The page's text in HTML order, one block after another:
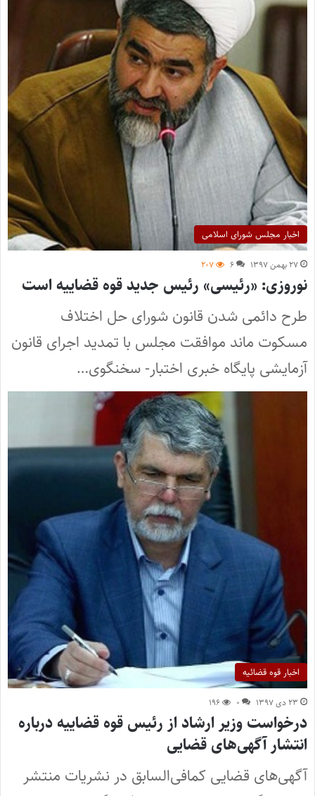
اخبار مجلس شورای اسلامی
۲۷ بهمن ۱۳۹۷ ۶ ۲۰۷
نوروزی: «رئیسی» رئیس جدید قوه قضاییه است
طرح دائمی شدن قانون شورای حل اختلاف
مسکوت ماند موافقت مجلس با تمدید اجرای قانون
آزمایشی پایگاه خبری اختبار- سخنگوی…
اخبار قوه قضائیه
۲۳ دی ۱۳۹۷ ۰ ۱۹۶
درخواست وزیر ارشاد از رئیس قوه قضاییه درباره
انتشار آگهی‌های قضایی
آگهی‌های قضایی کمافی‌السابق در نشریات منتشر